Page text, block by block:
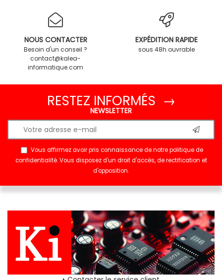
NOUS CONTACTER
Besoin d'un conseil ?
contact@kalea-
informatique.com
EXPÉDITION RAPIDE
sous 48h ouvrable
RESTEZ INFORMÉS →
NEWSLETTER
Vous affirmez avoir pris connaissance de notrepolitique de
confidentialité. Vous disposez d'un droit d'accès, de rectification et
d'opposition.